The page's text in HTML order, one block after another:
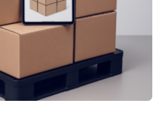
mehr – mehrere Zehntausend
Je nach Maschinentyp und